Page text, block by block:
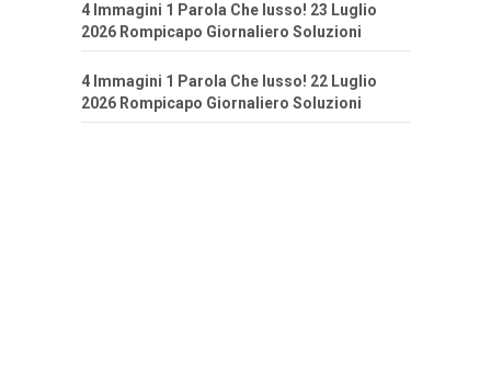
4 Immagini 1 Parola Che lusso! 23 Luglio
2026 Rompicapo Giornaliero Soluzioni
4 Immagini 1 Parola Che lusso! 22 Luglio
2026 Rompicapo Giornaliero Soluzioni